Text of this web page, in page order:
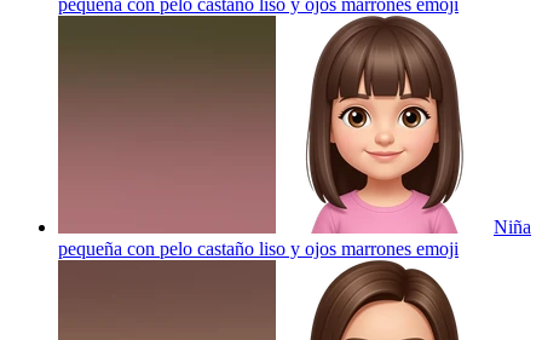
Niña
pequeña con pelo castaño liso y ojos marrones emoji